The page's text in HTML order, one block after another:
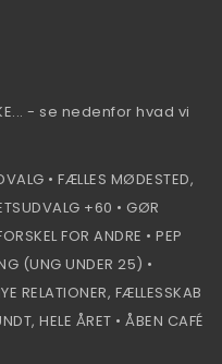
- se nedenfor hvad vi
• FÆLLES MØDESTED,
+60 • GØR
FOR ANDRE • PEP
(UNG UNDER 25) •
RELATIONER, FÆLLESSKAB
HELE ÅRET • ÅBEN CAFÉ